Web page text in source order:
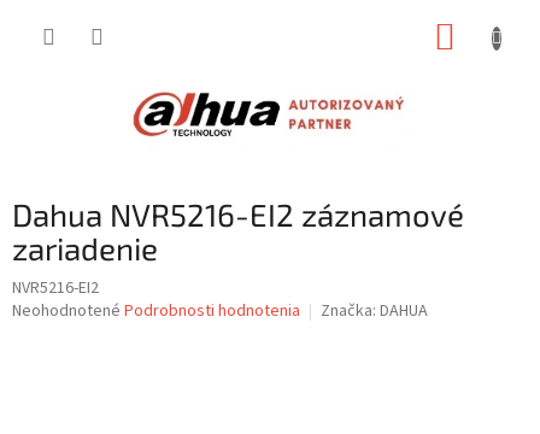
Dahua NVR5216-EI2 záznamové
zariadenie
NVR5216-EI2
Priemerné
Neohodnotené Podrobnosti hodnotenia Značka: DAHUA